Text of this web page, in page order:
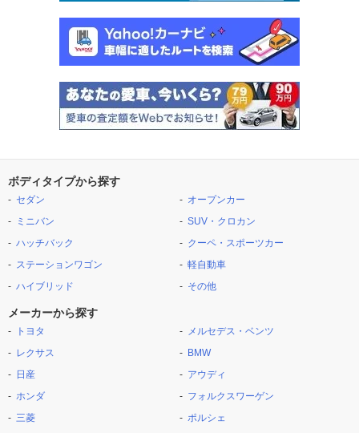
ボディタイプから探す
セダン
ミニバン
ハッチバック
ステーションワゴン
ハイブリッド
オープンカー
SUV・クロカン
クーペ・スポーツカー
軽自動車
その他
メーカーから探す
トヨタ
レクサス
日産
ホンダ
三菱
メルセデス・ベンツ
BMW
アウディ
フォルクスワーゲン
ポルシェ